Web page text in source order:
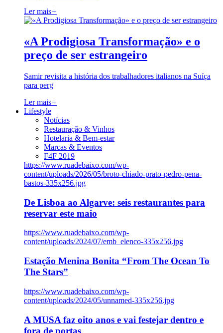
Ler mais+
«A Prodigiosa Transformação» e o
preço de ser estrangeiro
Samir revisita a história dos trabalhadores italianos na Suíça
para perg
Ler mais+
Lifestyle
Notícias
Restauração & Vinhos
Hotelaria & Bem-estar
Marcas & Eventos
F4F 2019
https://www.ruadebaixo.com/wp-
content/uploads/2026/05/broto-chiado-prato-pedro-pena-
bastos-335x256.jpg
De Lisboa ao Algarve: seis restaurantes para
reservar este maio
https://www.ruadebaixo.com/wp-
content/uploads/2024/07/emb_elenco-335x256.jpg
Estação Menina Bonita “From The Ocean To
The Stars”
https://www.ruadebaixo.com/wp-
content/uploads/2024/05/unnamed-335x256.jpg
A MUSA faz oito anos e vai festejar dentro e
fora de portas